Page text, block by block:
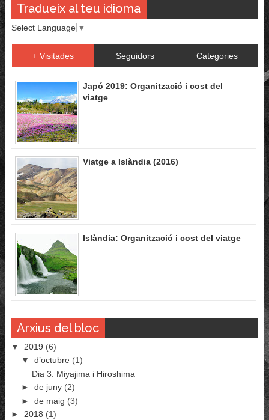
Tradueix al teu idioma
Select Language ▼
+ Visitades Seguidors Categories
Japó 2019: Organització i cost del
viatge
Viatge a Islàndia (2016)
Islàndia: Organització i cost del viatge
Arxius del bloc
▼ 2019 (6)
▼ d’octubre (1)
Dia 3: Miyajima i Hiroshima
► de juny (2)
► de maig (3)
► 2018 (1)